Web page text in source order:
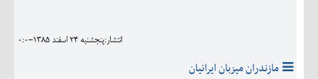
انتشار:پنجشنبه 24 اسفند 1385-0:0
مازندران ميزبان ايرانيان